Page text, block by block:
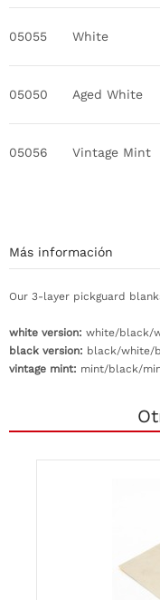
05055 White
05050 Aged White
05056 Vintage Mint
Más información
Our 3-layer pickguard
white version: white/black/
black version: black/white/
vintage mint: mint/black/